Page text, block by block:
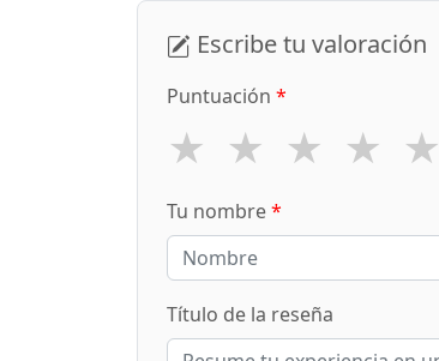
Escribe tu valoración
Puntuación *
★ ★ ★ ★ ★
Tu nombre*
Título de la reseña